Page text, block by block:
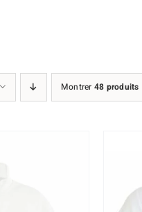
Montrer 48 produits